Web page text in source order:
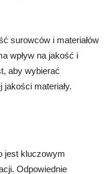
surowców i materiałów
wpływ na jakość i
aby wybierać
materiały.
jest kluczowym
Odpowiednie